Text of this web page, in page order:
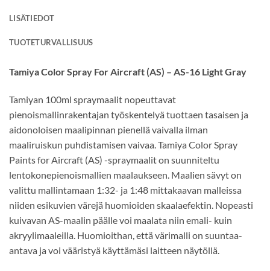
LISÄTIEDOT
TUOTETURVALLISUUS
Tamiya Color Spray For Aircraft (AS) – AS-16 Light Gray
Tamiyan 100ml spraymaalit nopeuttavat
pienoismallinrakentajan työskentelyä tuottaen tasaisen ja
aidonoloisen maalipinnan pienellä vaivalla ilman
maaliruiskun puhdistamisen vaivaa. Tamiya Color Spray
Paints for Aircraft (AS) -spraymaalit on suunniteltu
lentokonepienoismallien maalaukseen. Maalien sävyt on
valittu mallintamaan 1:32- ja 1:48 mittakaavan malleissa
niiden esikuvien värejä huomioiden skaalaefektin. Nopeasti
kuivavan AS-maalin päälle voi maalata niin emali- kuin
akryylimaaleilla. Huomioithan, että värimalli on suuntaa-
antava ja voi vääristyä käyttämäsi laitteen näytöllä.